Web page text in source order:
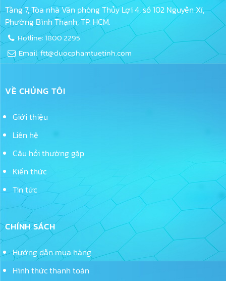
Tầng 7, Tòa nhà Văn phòng Thủy Lợi 4, số 102 Nguyễn Xí,
Phường Bình Thạnh, TP. HCM.
Hotline: 1800 2295
Email: ftt@duocphamtuetinh.com
VỀ CHÚNG TÔI
Giới thiệu
Liên hệ
Câu hỏi thường gặp
Kiến thức
Tin tức
CHÍNH SÁCH
Hướng dẫn mua hàng
Hình thức thanh toán